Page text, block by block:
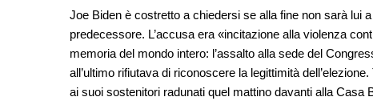
Joe Biden è costretto a chiedersi se alla fine non sarà lui
predecessore. L’accusa era «incitazione alla violenza
memoria del mondo intero: l’assalto alla sede del
all’ultimo rifiutava di riconoscere la legittimità
ai suoi sostenitori radunati quel mattino davanti alla Casa